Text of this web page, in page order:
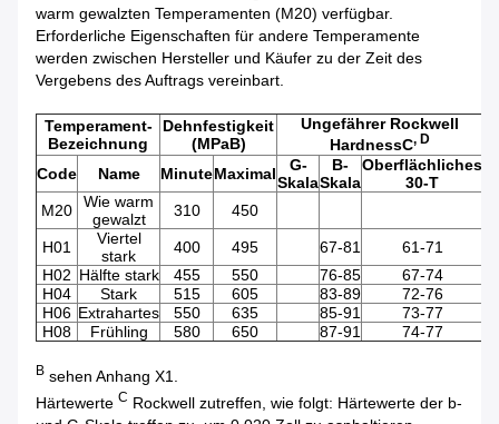
warm gewalzten Temperamenten (M20) verfügbar.
Erforderliche Eigenschaften für andere Temperamente
werden zwischen Hersteller und Käufer zu der Zeit des
Vergebens des Auftrags vereinbart.
Temperament-
Bezeichnung
Dehnfestigkeit
(MPaB)
Ungefährer Rockwell
HardnessC, D
Code Name MinuteMaximal
G-
Skala
B-
Skala
Oberflächliches
30-T
M20
Wie warm
gewalzt
310 450
H01
Viertel
stark
400 495 67-81
61-71
H02 Hälfte stark 455 550 76-85
67-74
H04
Stark 515 605 83-89
72-76
H06 Extrahartes 550 635 85-91
73-77
H08
Frühling 580 650 87-91 74-77
B sehen Anhang X1.
Härtewerte C Rockwell zutreffen, wie folgt: Härtewerte der b-